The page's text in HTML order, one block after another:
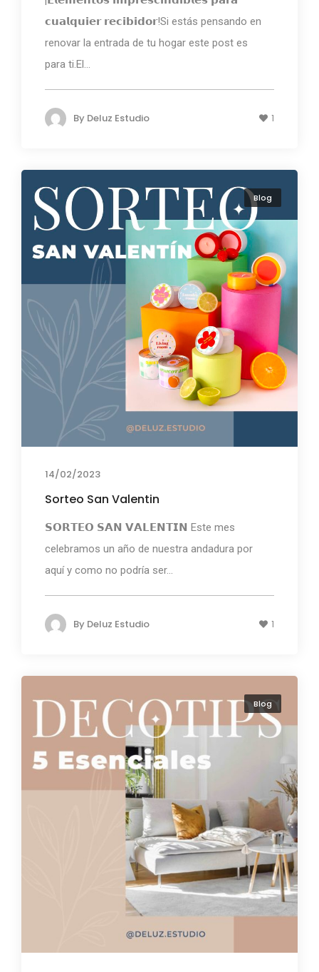
𝗰𝘂𝗮𝗹𝗾𝘂𝗶𝗲𝗿 𝗿𝗲𝗰𝗶𝗯𝗶𝗱𝗼𝗿!Si estás pensando en
renovar la entrada de tu hogar este post es
para ti.El...
By Deluz Estudio 1
Blog
14/02/2023
Sorteo San Valentin
𝗦𝗢𝗥𝗧𝗘𝗢 𝗦𝗔𝗡 𝗩𝗔𝗟𝗘𝗡𝗧𝗜𝗡 ⁣⁣Este mes
celebramos un año de nuestra andadura por
aquí y como no podría ser...
By Deluz Estudio 1
Blog